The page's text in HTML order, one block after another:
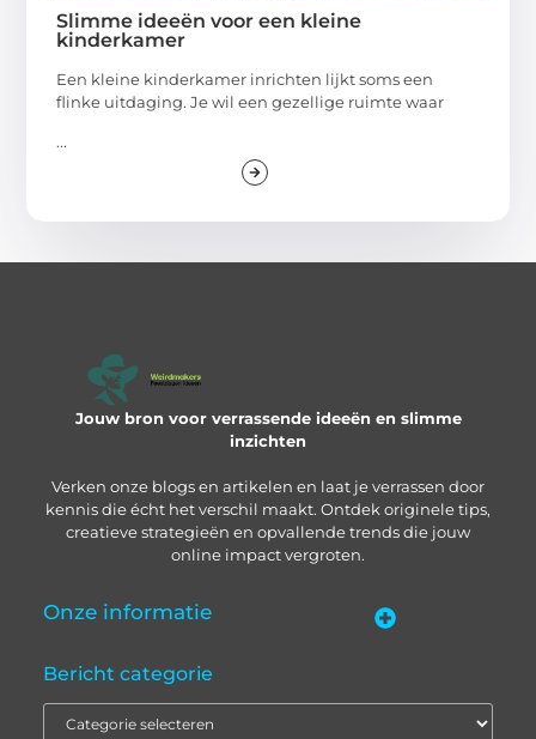
Slimme ideeën voor een kleine
kinderkamer
Een kleine kinderkamer inrichten lijkt soms een
flinke uitdaging. Je wil een gezellige ruimte waar
...
Jouw bron voor verrassende ideeën en slimme
inzichten
Verken onze blogs en artikelen en laat je verrassen door
kennis die écht het verschil maakt. Ontdek originele tips,
creatieve strategieën en opvallende trends die jouw
online impact vergroten.
Onze informatie
Bericht categorie